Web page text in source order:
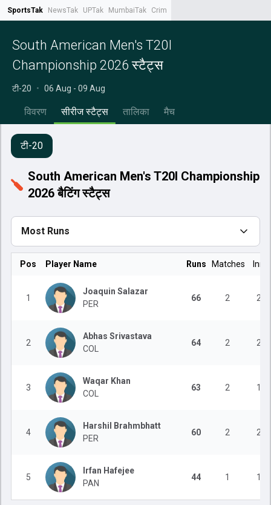
SportsTak NewsTak UPTak MumbaiTak CrimeTak
South American Men's T20I
Championship 2026 स्टैट्स
टी-20 • 06 Aug - 09 Aug
विवरण सीरीज स्टैट्स तालिका मैच
टी-20
South American Men's T20I Championship
2026 बैटिंग स्टैट्स
Most Runs
Pos Player Name Runs Matches Inns
1
Joaquin Salazar
PER
66 2 2
2
Abhas Srivastava
COL
64 2 2
3
Waqar Khan
COL
63 2 1
4
Harshil Brahmbhatt
PER
60 2 2
5
Irfan Hafejee
PAN
44 1 1